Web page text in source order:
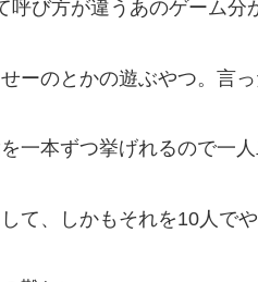
呼び方が違うあのゲーム分
ーのとかの遊ぶやつ。言
一本ずつ挙げれるので一
て、しかもそれを10人でや